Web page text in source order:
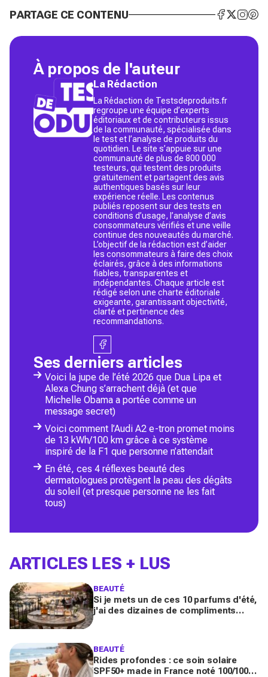
PARTAGE CE CONTENU
À propos de l'auteur
La Rédaction
La Rédaction de Testsdeproduits.fr
regroupe une équipe d’experts
éditoriaux et de contributeurs issus
de la communauté, spécialisée dans
le test et l’analyse de produits du
quotidien. Le site s’appuie sur une
communauté de plus de 800 000
testeurs, qui testent des produits
gratuitement et partagent des avis
authentiques basés sur leur
expérience réelle. Les contenus
publiés reposent sur des tests en
conditions d’usage, l’analyse d’avis
consommateurs vérifiés et une veille
continue des nouveautés du marché.
L’objectif de la rédaction est d’aider
les consommateurs à faire des choix
éclairés, grâce à des informations
fiables, transparentes et
indépendantes. Chaque article est
rédigé selon une charte éditoriale
exigeante, garantissant objectivité,
clarté et pertinence des
recommandations.
Ses derniers articles
Voici la jupe de l’été 2026 que Dua Lipa et
Alexa Chung s’arrachent déjà (et que
Michelle Obama a portée comme un
message secret)
Voici comment l’Audi A2 e-tron promet moins
de 13 kWh/100 km grâce à ce système
inspiré de la F1 que personne n’attendait
En été, ces 4 réflexes beauté des
dermatologues protègent la peau des dégâts
du soleil (et presque personne ne les fait
tous)
ARTICLES LES + LUS
BEAUTÉ
Si je mets un de ces 10 parfums d'été,
j'ai des dizaines de compliments
BEAUTÉ
Rides profondes : ce soin solaire
SPF50+ made in France noté 100/100